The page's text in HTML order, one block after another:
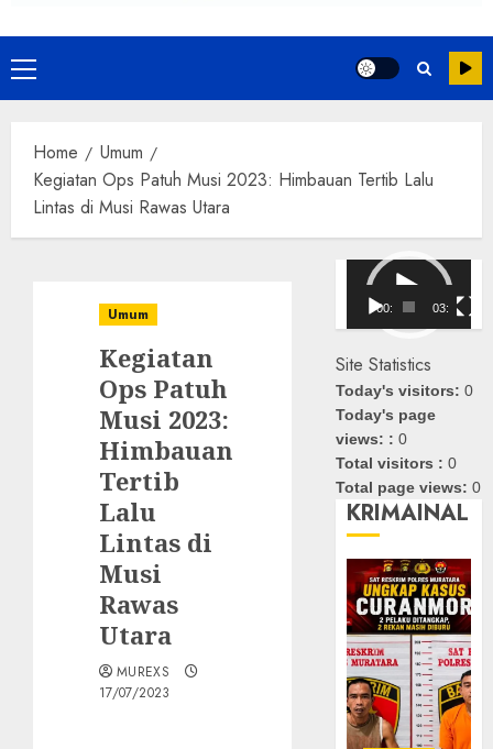
Primary
Menu
Home
Umum
Kegiatan Ops Patuh Musi 2023: Himbauan Tertib Lalu
Lintas di Musi Rawas Utara
Umum
Kegiatan
Ops Patuh
Musi 2023:
Himbauan
Tertib
Lalu
Lintas di
Musi
Rawas
Utara
MUREXS
17/07/2023
Pemutar
Video
00:00 03:08
Site Statistics
Today's visitors:0
Today's page
views: :0
Total visitors :0
Total page views:0
KRIMAINAL